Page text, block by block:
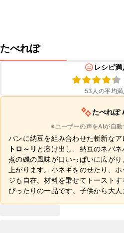
たべれぽ
レシピ
53 人の平均
たべれぽ
※ユーザーの声をAIが自
パンに納豆を組み合わせた斬新な
トロ～リ と溶け出し、納豆のネバ
煮の磯の風味が口いっぱいに広がり
上がります。小ネギをのせたり、
ジも自在。材料を乗せてトースト
ぴったりの一品です。子供から大人